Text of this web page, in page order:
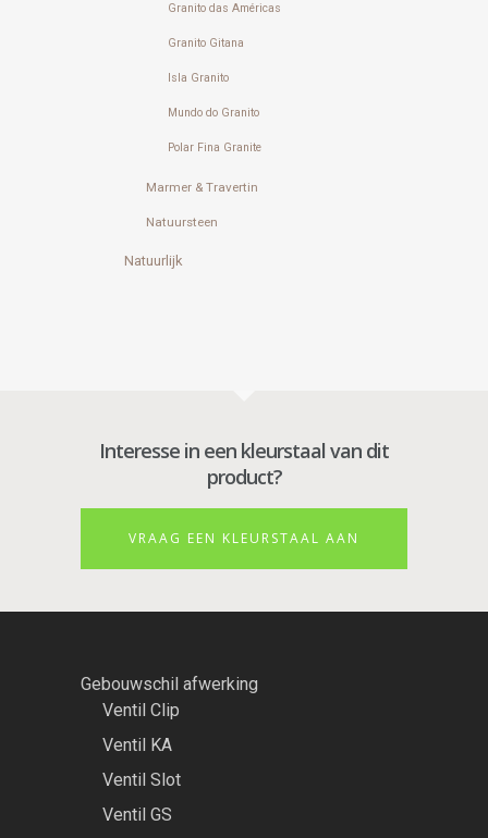
Granito das Américas
Granito Gitana
Isla Granito
Mundo do Granito
Polar Fina Granite
Marmer & Travertin
Natuursteen
Natuurlijk
Interesse in een kleurstaal van dit
product?
VRAAG EEN KLEURSTAAL AAN
Gebouwschil afwerking
Ventil Clip
Ventil KA
Ventil Slot
Ventil GS